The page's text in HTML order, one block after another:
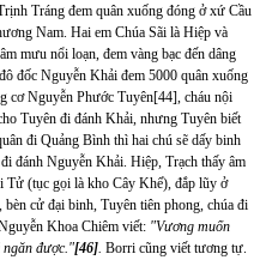
Tráng đem quân xuống đóng ở xứ Cầu
Nam. Hai em Chúa Sãi là Hiệp và
mưu nổi loạn, đem vàng bạc đến dâng
đốc Nguyễn Khải đem 5000 quân xuống
cơ Nguyễn Phước Tuyên[44], cháu nội
Tuyên đi đánh Khải, nhưng Tuyên biết
đi Quảng Bình thì hai chú sẽ dấy binh
đi đánh Nguyễn Khải. Hiệp, Trạch thấy âm
Tử (tục gọi là kho Cây Khế), đắp lũy ở
cử đại binh, Tuyên tiên phong, chúa đi
Khoa Chiêm viết: "Vương muốn
ngăn được."[46]. Borri cũng viết tương tự.